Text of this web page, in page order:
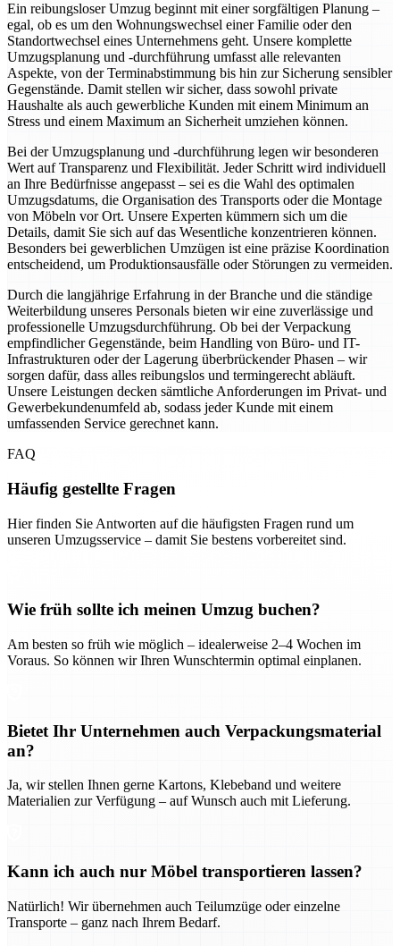
Ein reibungsloser Umzug beginnt mit einer sorgfältigen Planung –
egal, ob es um den Wohnungswechsel einer Familie oder den
Standortwechsel eines Unternehmens geht. Unsere komplette
Umzugsplanung und -durchführung umfasst alle relevanten
Aspekte, von der Terminabstimmung bis hin zur Sicherung sensibler
Gegenstände. Damit stellen wir sicher, dass sowohl private
Haushalte als auch gewerbliche Kunden mit einem Minimum an
Stress und einem Maximum an Sicherheit umziehen können.
Bei der Umzugsplanung und -durchführung legen wir besonderen
Wert auf Transparenz und Flexibilität. Jeder Schritt wird individuell
an Ihre Bedürfnisse angepasst – sei es die Wahl des optimalen
Umzugsdatums, die Organisation des Transports oder die Montage
von Möbeln vor Ort. Unsere Experten kümmern sich um die
Details, damit Sie sich auf das Wesentliche konzentrieren können.
Besonders bei gewerblichen Umzügen ist eine präzise Koordination
entscheidend, um Produktionsausfälle oder Störungen zu vermeiden.
Durch die langjährige Erfahrung in der Branche und die ständige
Weiterbildung unseres Personals bieten wir eine zuverlässige und
professionelle Umzugsdurchführung. Ob bei der Verpackung
empfindlicher Gegenstände, beim Handling von Büro- und IT-
Infrastrukturen oder der Lagerung überbrückender Phasen – wir
sorgen dafür, dass alles reibungslos und termingerecht abläuft.
Unsere Leistungen decken sämtliche Anforderungen im Privat- und
Gewerbekundenumfeld ab, sodass jeder Kunde mit einem
umfassenden Service gerechnet kann.
FAQ
Häufig gestellte Fragen
Hier finden Sie Antworten auf die häufigsten Fragen rund um
unseren Umzugsservice – damit Sie bestens vorbereitet sind.
Wie früh sollte ich meinen Umzug buchen?
Am besten so früh wie möglich – idealerweise 2–4 Wochen im
Voraus. So können wir Ihren Wunschtermin optimal einplanen.
Bietet Ihr Unternehmen auch Verpackungsmaterial
an?
Ja, wir stellen Ihnen gerne Kartons, Klebeband und weitere
Materialien zur Verfügung – auf Wunsch auch mit Lieferung.
Kann ich auch nur Möbel transportieren lassen?
Natürlich! Wir übernehmen auch Teilumzüge oder einzelne
Transporte – ganz nach Ihrem Bedarf.